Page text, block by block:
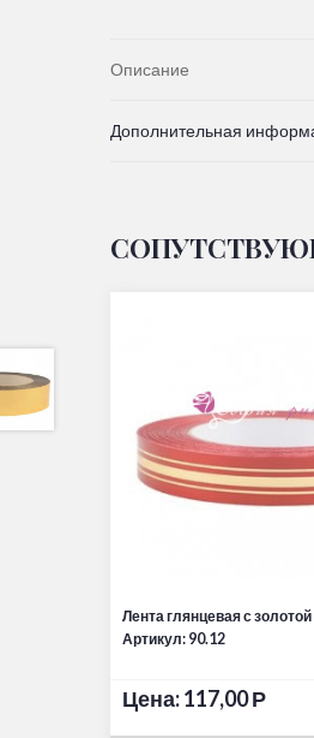
Описание
Дополнительная
Лента глянцевая с
Артикул: 90.12
Цена:117,00Р